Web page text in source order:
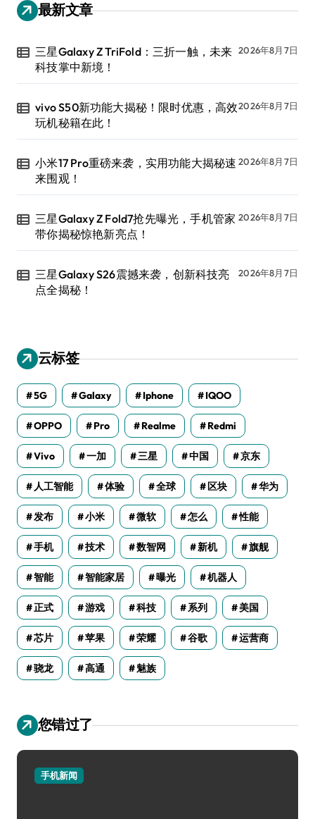
最新文章
三星Galaxy Z TriFold：三折一触，未来
科技掌中新境！
2026年8月7日
vivo S50新功能大揭秘！限时优惠，高效
玩机秘籍在此！
2026年8月7日
小米17 Pro重磅来袭，实用功能大揭秘速
来围观！
2026年8月7日
三星Galaxy Z Fold7抢先曝光，手机管家
带你揭秘惊艳新亮点！
2026年8月7日
三星Galaxy S26震撼来袭，创新科技亮
点全揭秘！
2026年8月7日
云标签
5G Galaxy Iphone IQOO
OPPO Pro Realme Redmi
Vivo 一加 三星 中国 京东
人工智能 体验 全球 区块 华为
发布 小米 微软 怎么 性能
手机 技术 数智网 新机 旗舰
智能 智能家居 曝光 机器人
正式 游戏 科技 系列 美国
芯片 苹果 荣耀 谷歌 运营商
骁龙 高通 魅族
您错过了
手机新闻